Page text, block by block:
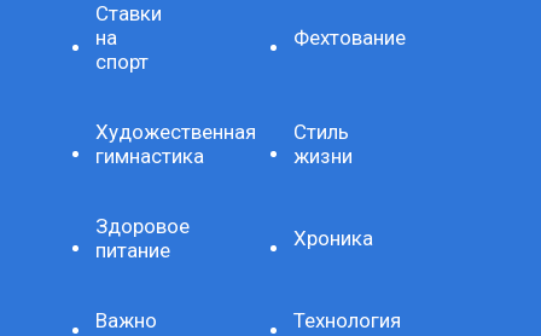
Ставки
на
спорт
Фехтование
Художественная
гимнастика
Стиль
жизни
Здоровое
питание
Хроника
Важно Технология